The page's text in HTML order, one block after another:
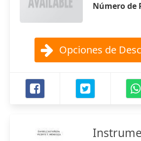
Número de
Opciones de